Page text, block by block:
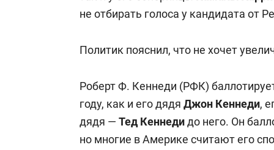
не отбирать голоса у кандидата от
Политик пояснил, что не хочет
Роберт Ф. Кеннеди (РФК)
году, как и его дядя Джон Кеннеди,
дядя — Тед Кеннедидо него. Он
но многие в Америке считают его